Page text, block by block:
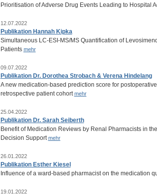
Prioritisation of Adverse Drug Events Leading to Hospital
12.07.2022
Publikation Hannah Kipka
Simultaneous LC-ESI-MS/MS Quantification of
Patients mehr
09.07.2022
Publikation Dr. Dorothea Strobach & Verena Hindelang
A new medication-based prediction score for
retrospective patient cohortmehr
25.04.2022
Publikation Dr. Sarah Seiberth
Benefit of Medication Reviews by Renal Pharmacists in
Decision Supportmehr
26.01.2022
Publikation Esther Kiesel
Influence of a ward‑based pharmacist on the medication
19.01.2022